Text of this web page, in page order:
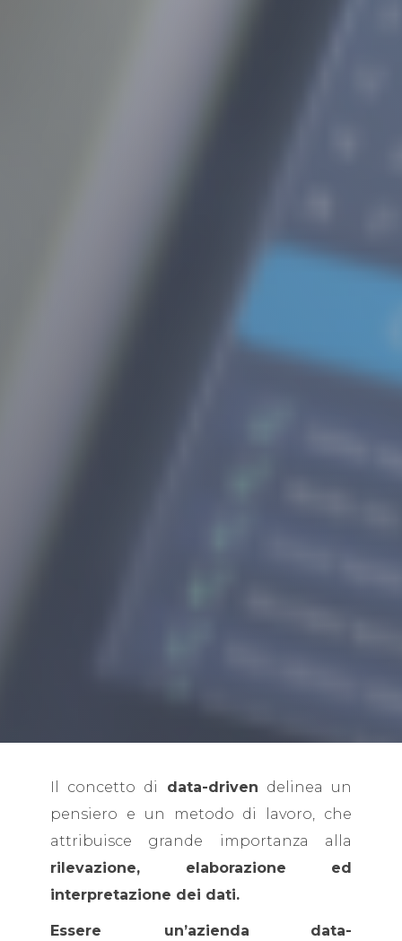
Il concetto di data-driven delinea un
pensiero e un metodo di lavoro, che
attribuisce grande importanza alla
rilevazione, elaborazione ed
interpretazione dei dati.
Essere un’azienda
data-